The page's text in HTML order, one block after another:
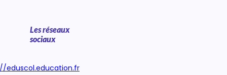
Les réseaux
sociaux
eduscol.education.fr